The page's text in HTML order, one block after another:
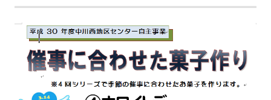
ド
ウ
で
開
ま